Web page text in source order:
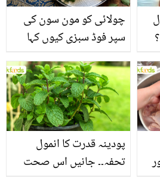
چولائی کو مون سون کی
سپر فوڈ سبزی کیوں کہا
منرلز اور اینٹی آکسیڈنٹس
سے بھرپور اس سبزی کے
فائدے
پودینہ قدرت کا انمول
تحفہ۔۔ جانیں اس صحت